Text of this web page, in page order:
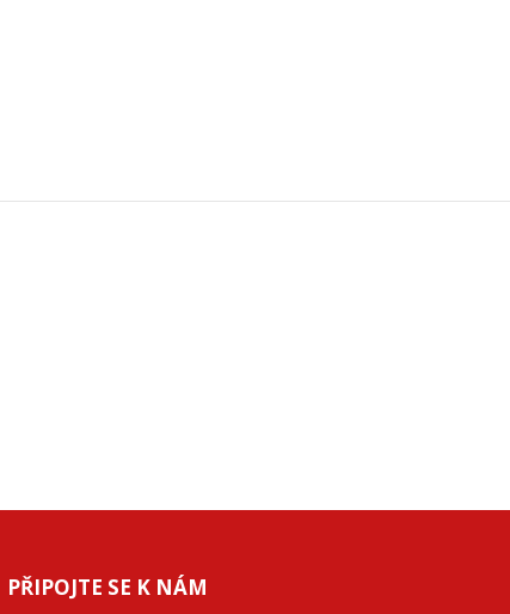
PŘIPOJTE SE K NÁM